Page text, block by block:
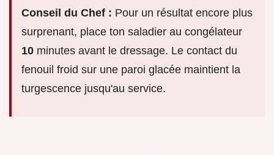
Conseil du Chef : Pour un résultat encore plus
surprenant, place ton saladier au congélateur
10 minutes avant le dressage. Le contact du
fenouil froid sur une paroi glacée maintient la
turgescence jusqu'au service.